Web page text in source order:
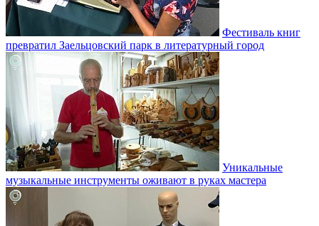
Фестиваль книг
превратил Заельцовский парк в литературный город
Уникальные
музыкальные инструменты оживают в руках мастера